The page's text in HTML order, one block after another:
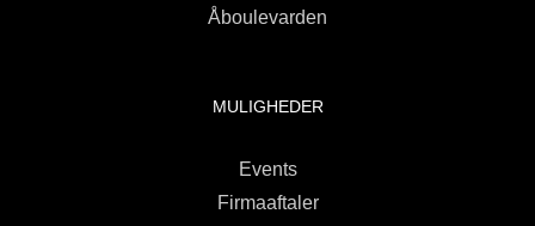
Åboulevarden
MULIGHEDER
Events
Firmaaftaler